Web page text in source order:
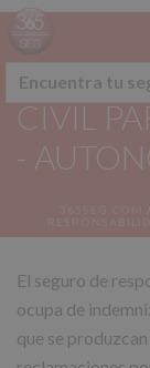
CIVIL
-
/
El seguro de
ocupa de
que se